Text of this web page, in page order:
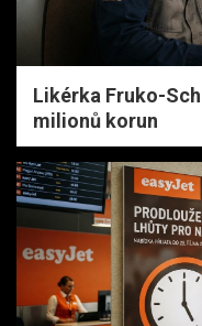
Likérka Fruko-
milionů korun